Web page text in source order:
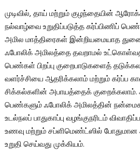
முடிவில், தாய் மற்றும் குழந்தையின்
நல்வாழ்வை உறுதிப்படுத்த கர்ப்பிணிப்
அமில மாத்திரைகள் இன்றியமையாத
ஃபோலிக் அமிலத்தை தவறாமல்
பெண்கள் பிறப்பு குறைபாடுகளைத்
வளர்ச்சியை ஆதரிக்கலாம் மற்றும் கர்ப்ப
சிக்கல்களின் அபாயத்தைக் குறைக்கலாம்.
பெண்களும் ஃபோலிக் அமிலத்தின்
உடல்நலப் பாதுகாப்பு வழங்குநரிடம்
உணவு மற்றும் சப்ளிமெண்ட்ஸில்
உறுதி செய்வது முக்கியம்.